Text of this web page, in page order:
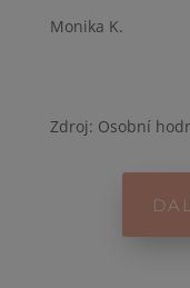
Monika K.
Zdroj: Osobní